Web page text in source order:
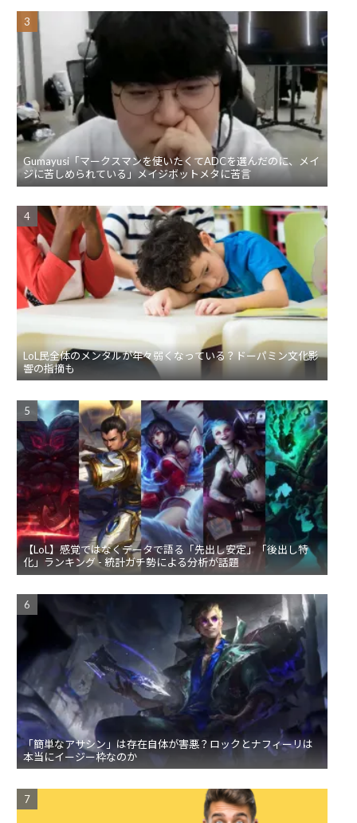
Gumayusi「マークスマンを使いたくてADCを選んだのに、メイ
ジに苦しめられている」メイジボットメタに苦言
LoL民全体のメンタルが年々弱くなっている？ドーパミン文化影
響の指摘も
【LoL】感覚ではなくデータで語る「先出し安定」「後出し特
化」ランキング - 統計ガチ勢による分析が話題
「簡単なアサシン」は存在自体が害悪？ロックとナフィーリは
本当にイージー枠なのか